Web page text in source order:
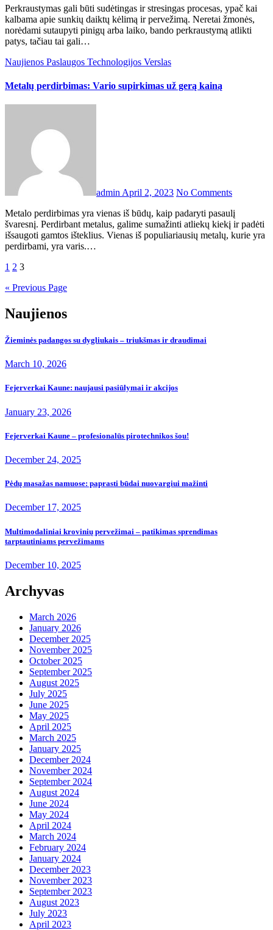
Perkraustymas gali būti sudėtingas ir stresingas procesas, ypač kai
kalbama apie sunkių daiktų kėlimą ir pervežimą. Neretai žmonės,
norėdami sutaupyti pinigų arba laiko, bando perkraustymą atlikti
patys, tačiau tai gali…
Naujienos Paslaugos Technologijos Verslas
Metalų perdirbimas: Vario supirkimas už gerą kainą
admin April 2, 2023 No Comments
Metalo perdirbimas yra vienas iš būdų, kaip padaryti pasaulį
švaresnį. Perdirbant metalus, galime sumažinti atliekų kiekį ir padėti
išsaugoti gamtos išteklius. Vienas iš populiariausių metalų, kurie yra
perdirbami, yra varis.…
Posts
pagination
1 2 3
« Previous Page
Naujienos
Žieminės padangos su dygliukais – triukšmas ir draudimai
March 10, 2026
Fejerverkai Kaune: naujausi pasiūlymai ir akcijos
January 23, 2026
Fejerverkai Kaune – profesionalūs pirotechnikos šou!
December 24, 2025
Pėdų masažas namuose: paprasti būdai nuovargiui mažinti
December 17, 2025
Multimodaliniai krovinių pervežimai – patikimas sprendimas
tarptautiniams pervežimams
December 10, 2025
Archyvas
March 2026
January 2026
December 2025
November 2025
October 2025
September 2025
August 2025
July 2025
June 2025
May 2025
April 2025
March 2025
January 2025
December 2024
November 2024
September 2024
August 2024
June 2024
May 2024
April 2024
March 2024
February 2024
January 2024
December 2023
November 2023
September 2023
August 2023
July 2023
April 2023